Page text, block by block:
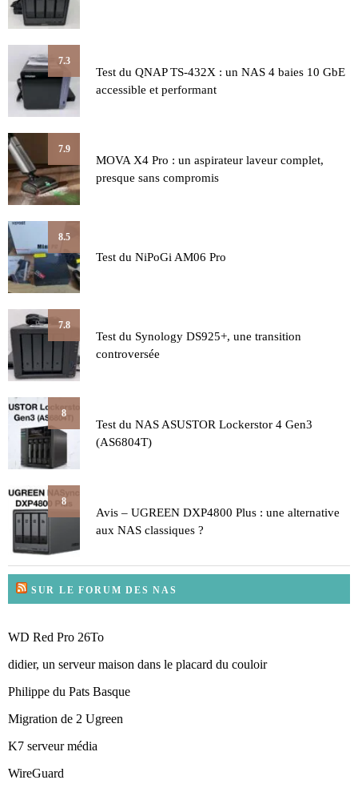
7.3
Test du QNAP TS-432X : un NAS 4 baies 10 GbE
accessible et performant
7.9
MOVA X4 Pro : un aspirateur laveur complet,
presque sans compromis
8.5
Test du NiPoGi AM06 Pro
7.8
Test du Synology DS925+, une transition
controversée
8
Test du NAS ASUSTOR Lockerstor 4 Gen3
(AS6804T)
8
Avis – UGREEN DXP4800 Plus : une alternative
aux NAS classiques ?
SUR LE FORUM DES NAS
WD Red Pro 26To
didier, un serveur maison dans le placard du couloir
Philippe du Pats Basque
Migration de 2 Ugreen
K7 serveur média
WireGuard